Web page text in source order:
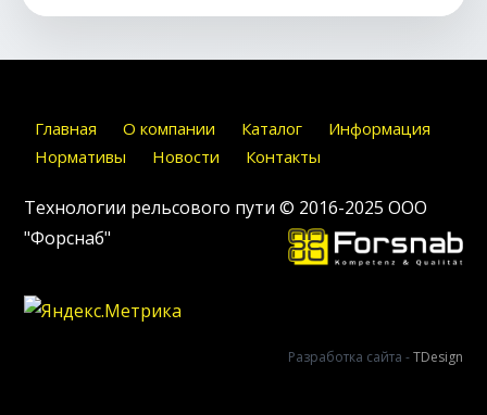
Главная О компании Каталог
Информация
Нормативы
Новости Контакты
Технологии рельсового пути © 2016-2025ООО
"Форснаб"
Разработка сайта -TDesign